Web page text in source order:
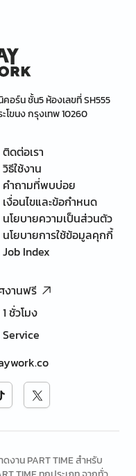
คอร์น ชั้น5 ห้องเลขที่ SH555
ขนง กรุงเทพ 10260
ติดต่อเรา
วิธีใช้งาน
คำถามที่พบบ่อย
เงื่อนไขและข้อกำหนด
นโยบายความเป็นส่วนตัว
นโยบายการใช้ข้อมูลคุกกี้
Job Index
งานฟรี
ชั่วโมง
าน PART TIME สำหรับ